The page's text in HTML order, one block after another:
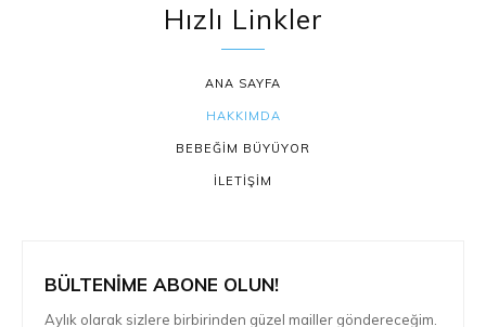
Hızlı Linkler
ANA SAYFA
HAKKIMDA
BEBEĞİM BÜYÜYOR
İLETİŞİM
BÜLTENİME ABONE OLUN!
Aylık olarak sizlere birbirinden güzel mailler göndereceğim.